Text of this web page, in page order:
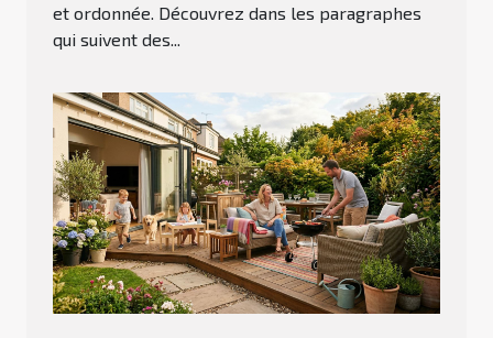
et ordonnée. Découvrez dans les paragraphes
qui suivent des...